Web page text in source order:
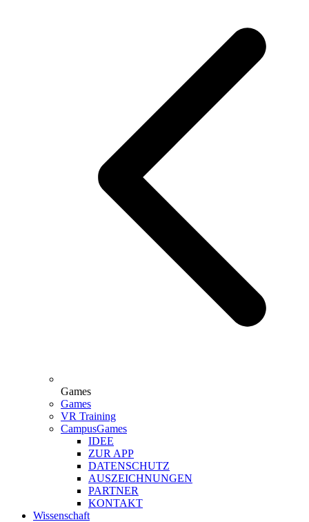
Games
Games
VR Training
CampusGames
IDEE
ZUR APP
DATENSCHUTZ
AUSZEICHNUNGEN
PARTNER
KONTAKT
Wissenschaft